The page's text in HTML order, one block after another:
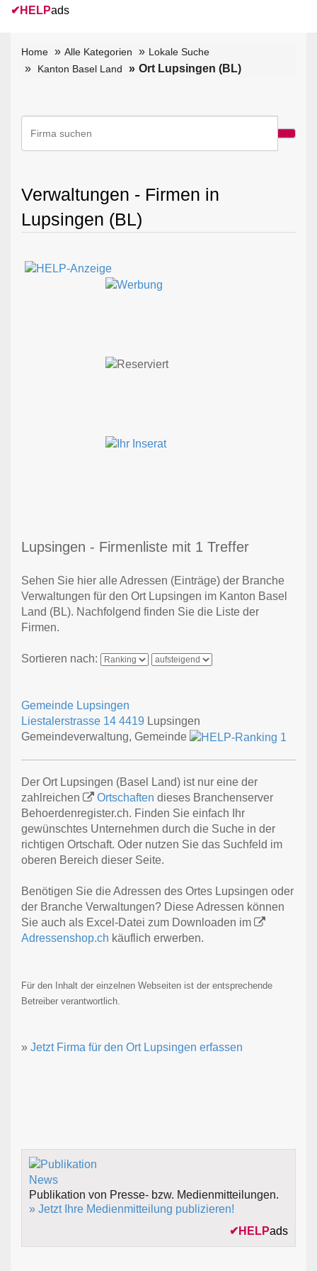
✔ HELPads
Home Alle Kategorien
Lokale Suche
Kanton Basel Land
Ort Lupsingen (BL)
Verwaltungen - Firmen in
Lupsingen (BL)
Lupsingen - Firmenliste mit 1 Treffer
Sehen Sie hier alle Adressen (Einträge) der Branche
Verwaltungen für den Ort Lupsingen im Kanton Basel
Land (BL). Nachfolgend finden Sie die Liste der
Firmen.
Sortieren nach:
Gemeinde Lupsingen
Liestalerstrasse 14 4419 Lupsingen
Gemeindeverwaltung, Gemeinde
Der Ort Lupsingen (Basel Land) ist nur eine der
zahlreichen
Ortschaften dieses Branchenserver
Behoerdenregister.ch. Finden Sie einfach Ihr
gewünschtes Unternehmen durch die Suche in der
richtigen Ortschaft. Oder nutzen Sie das Suchfeld im
oberen Bereich dieser Seite.
Benötigen Sie die Adressen des Ortes Lupsingen oder
der Branche Verwaltungen? Diese Adressen können
Sie auch als Excel-Datei zum Downloaden im
Adressenshop.ch käuflich erwerben.
Für den Inhalt der einzelnen Webseiten ist der entsprechende
Betreiber verantwortlich.
» Jetzt Firma für den Ort Lupsingen erfassen
Publikation von Presse- bzw. Medienmitteilungen.
» Jetzt Ihre Medienmitteilung publizieren!
✔ HELPads